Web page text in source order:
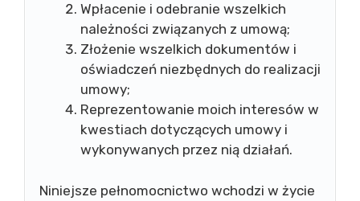
Wpłacenie i odebranie wszelkich
należności związanych z umową;
Złożenie wszelkich dokumentów i
oświadczeń niezbędnych do realizacji
umowy;
Reprezentowanie moich interesów w
kwestiach dotyczących umowy i
wykonywanych przez nią działań.
Niniejsze pełnomocnictwo wchodzi w życie